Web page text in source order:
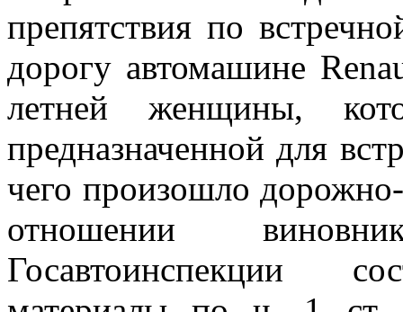
препятствия по
дорогу автомашине
летней женщины,
предназначенной для
чего произошло
отношении
Госавтоинспекции